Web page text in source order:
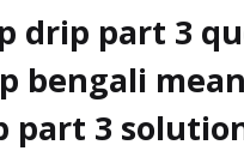
drip part 3
bengali
part 3